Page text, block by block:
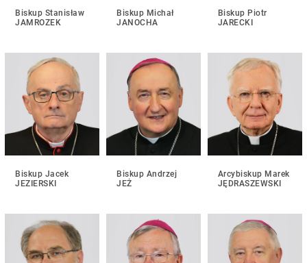
Biskup Stanisław
JAMROZEK
Biskup Michał
JANOCHA
Biskup Piotr
JARECKI
Biskup Jacek
JEZIERSKI
Biskup Andrzej
JEŻ
Arcybiskup Marek
JĘDRASZEWSKI